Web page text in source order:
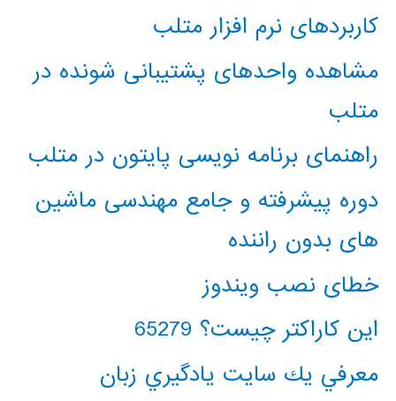
کاربردهای نرم افزار متلب
مشاهده واحدهای پشتیبانی شونده در
متلب
راهنمای برنامه نویسی پایتون در متلب
دوره پیشرفته و جامع مهندسی ماشین
های بدون راننده
خطای نصب ویندوز
این کاراکتر چیست؟ 65279
معرفي يك سايت يادگيري زبان